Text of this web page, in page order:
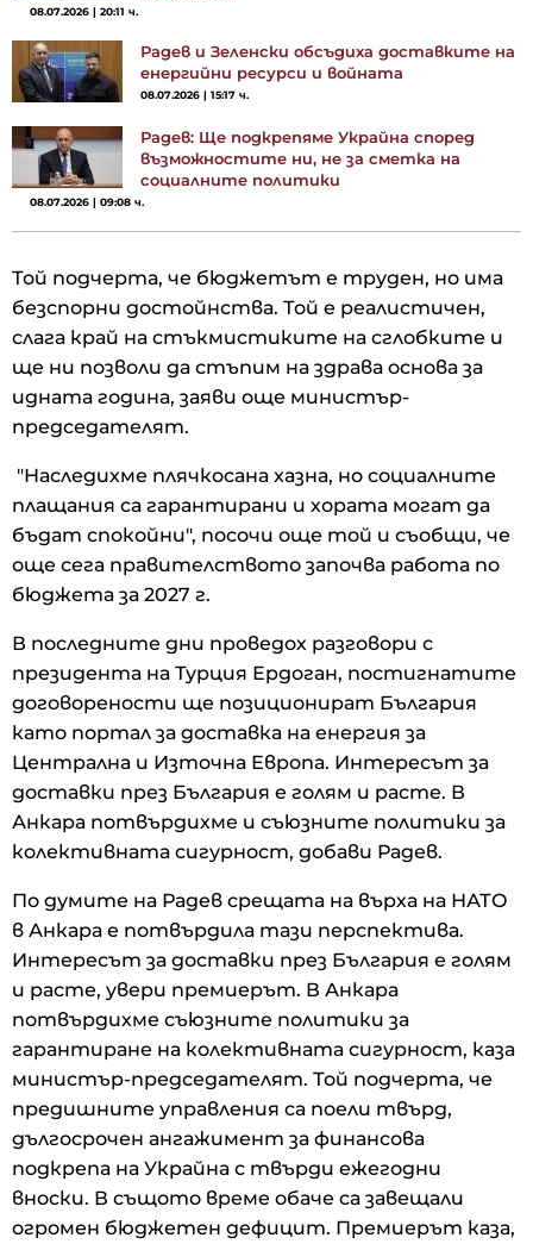
08.07.2026 | 20:11 ч.
Радев и Зеленски обсъдиха доставките на
енергийни ресурси и войната
08.07.2026 | 15:17 ч.
Радев: Ще подкрепяме Украйна според
възможностите ни, не за сметка на
социалните политики
08.07.2026 | 09:08 ч.
Той подчерта, че бюджетът е труден, но има
безспорни достойнства. Той е реалистичен,
слага край на стъкмистиките на сглобките и
ще ни позволи да стъпим на здрава основа за
идната година, заяви още министър-
председателят.
"Наследихме плячкосана хазна, но социалните
плащания са гарантирани и хората могат да
бъдат спокойни", посочи още той и съобщи, че
още сега правителството започва работа по
бюджета за 2027 г.
В последните дни проведох разговори с
президента на Турция Ердоган, постигнатите
договорености ще позиционират България
като портал за доставка на енергия за
Централна и Източна Европа. Интересът за
доставки през България е голям и расте. В
Анкара потвърдихме и съюзните политики за
колективната сигурност, добави Радев.
По думите на Радев срещата на върха на НАТО
в Анкара е потвърдила тази перспектива.
Интересът за доставки през България е голям
и расте, увери премиерът. В Анкара
потвърдихме съюзните политики за
гарантиране на колективната сигурност, каза
министър-председателят. Той подчерта, че
предишните управления са поели твърд,
дългосрочен ангажимент за финансова
подкрепа на Украйна с твърди ежегодни
вноски. В същото време обаче са завещали
огромен бюджетен дефицит. Премиерът каза,